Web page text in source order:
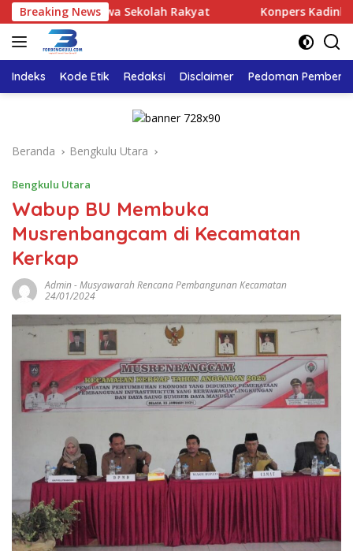
Langsung
ke
konten
Breaking News
Siswa Sekolah Rakyat Konpers Kadinkes di
Indeks Kode Etik Redaksi Disclaimer Pedoman
Beranda Bengkulu Utara
Bengkulu Utara
Wabup BU Membuka
Musrenbangcam di Kecamatan
Kerkap
Admin-Musyawarah Rencana Pembangunan Kecamatan
24/01/2024